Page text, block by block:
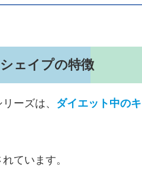
ェイプの特徴
ーズは、 ダイエット中の
ています。